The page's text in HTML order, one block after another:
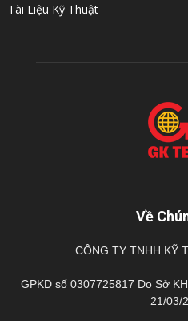
Tài Liệu Kỹ Thuật
Về
CÔNG TY TNHH KỸ
GPKD số 0307725817 Do Sở
21/03/